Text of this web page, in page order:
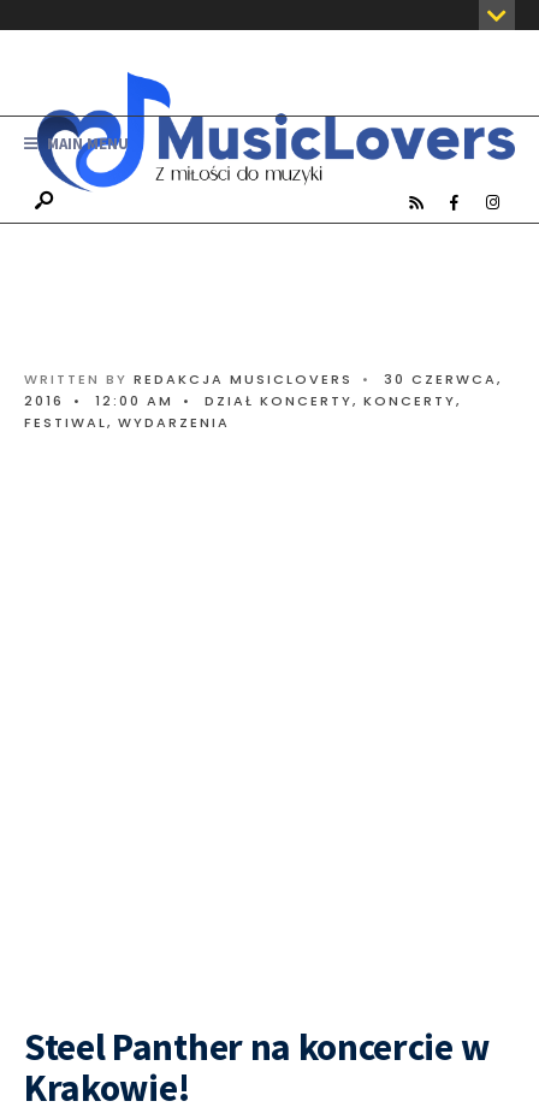
MAIN MENU
WRITTEN BY REDAKCJA MUSICLOVERS •
30 CZERWCA,
2016
• 12:00 AM • DZIAŁ KONCERTY, KONCERTY,
FESTIWAL, WYDARZENIA
Steel Panther na koncercie w
Krakowie!